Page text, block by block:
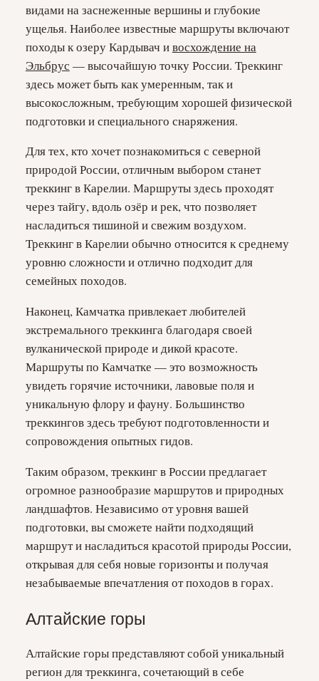
видами на заснеженные вершины и глубокие
ущелья. Наиболее известные маршруты включают
походы к озеру Кардывач ивосхождение на
Эльбрус — высочайшую точку России. Треккинг
здесь может быть как умеренным, так и
высокосложным, требующим хорошей физической
подготовки и специального снаряжения.
Для тех, кто хочет познакомиться с северной
природой России, отличным выбором станет
треккинг в Карелии. Маршруты здесь проходят
через тайгу, вдоль озёр и рек, что позволяет
насладиться тишиной и свежим воздухом.
Треккинг в Карелии обычно относится к среднему
уровню сложности и отлично подходит для
семейных походов.
Наконец, Камчатка привлекает любителей
экстремального треккинга благодаря своей
вулканической природе и дикой красоте.
Маршруты по Камчатке — это возможность
увидеть горячие источники, лавовые поля и
уникальную флору и фауну. Большинство
треккингов здесь требуют подготовленности и
сопровождения опытных гидов.
Таким образом, треккинг в России предлагает
огромное разнообразие маршрутов и природных
ландшафтов. Независимо от уровня вашей
подготовки, вы сможете найти подходящий
маршрут и насладиться красотой природы России,
открывая для себя новые горизонты и получая
незабываемые впечатления от походов в горах.
Алтайские горы
Алтайские горы представляют собой уникальный
регион для треккинга, сочетающий в себе